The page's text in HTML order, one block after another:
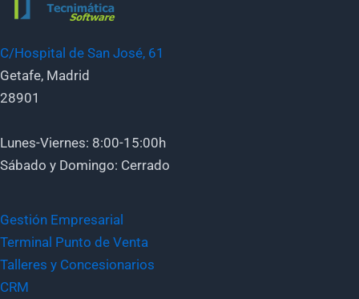
C/Hospital de San José, 61
Getafe, Madrid
28901
Lunes-Viernes: 8:00-15:00h
Sábado y Domingo: Cerrado
Gestión Empresarial
Terminal Punto de Venta
Talleres y Concesionarios
CRM